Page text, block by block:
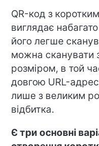
QR-код з
виглядає
його легше
можна сканувати
розміром, в той
довгою URL-
лише з великим
відбитка.
Є три основні